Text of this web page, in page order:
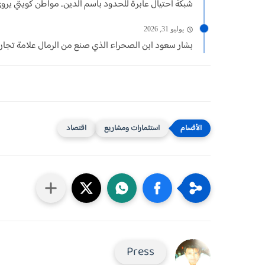
شبكة احتيال عابرة للحدود باسم الدين.. مواطن كويتي
يوليو 31, 2026
بشار سعود ابن الصحراء الذي صنع من الرمال علامة
استثمارات ومشاريع اقتصاد
Press